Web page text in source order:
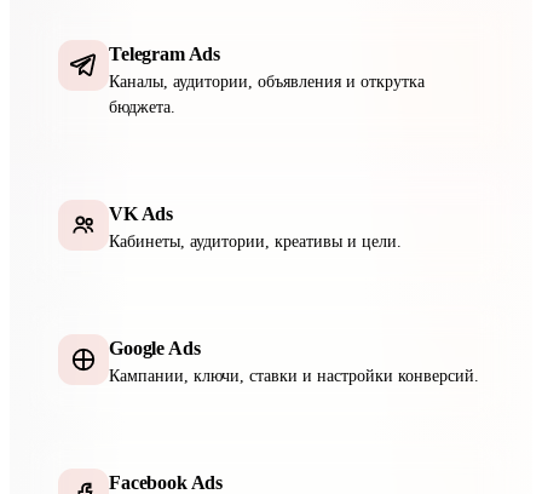
Telegram Ads
Каналы, аудитории, объявления и открутка
бюджета.
VK Ads
Кабинеты, аудитории, креативы и цели.
Google Ads
Кампании, ключи, ставки и настройки конверсий.
Facebook Ads